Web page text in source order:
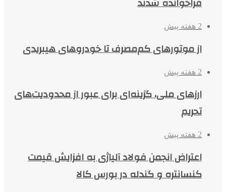
2 هفته پیش
از موتورهای کم‌مصرف تا خودروهای هیبریدی
2 هفته پیش
ارزهای ملی، گزینه‌ای برای عبور از محدودیت‌های
تحریم
2 هفته پیش
اعتراض انجمن فولاد آلیاژی به افزایش قیمت
کنسانتره و گندله در بورس کالا